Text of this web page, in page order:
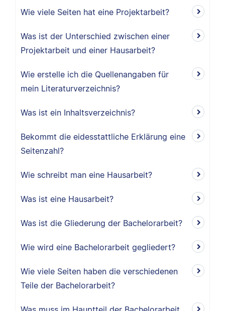
Wie viele Seiten hat eine Projektarbeit?
Was ist der Unterschied zwischen einer
Projektarbeit und einer Hausarbeit?
Wie erstelle ich die Quellenangaben für
mein Literaturverzeichnis?
Was ist ein Inhaltsverzeichnis?
Bekommt die eidesstattliche Erklärung eine
Seitenzahl?
Wie schreibt man eine Hausarbeit?
Was ist eine Hausarbeit?
Was ist die Gliederung der Bachelorarbeit?
Wie wird eine Bachelorarbeit gegliedert?
Wie viele Seiten haben die verschiedenen
Teile der Bachelorarbeit?